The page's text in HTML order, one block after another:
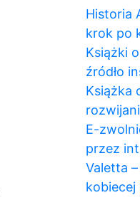
Historia
krok po
Książki
źródło
Książka
E-
przez
Valetta